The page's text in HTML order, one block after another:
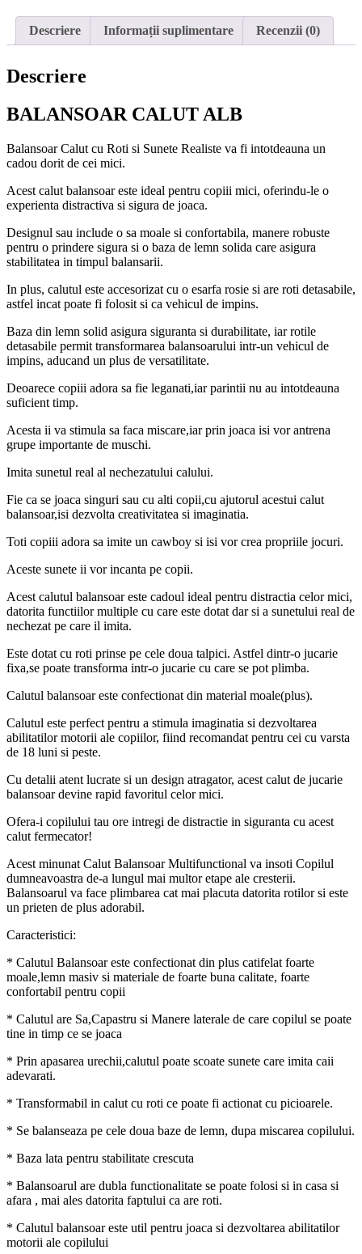
Descriere Informații suplimentare Recenzii (0)
Descriere
BALANSOAR CALUT ALB
Balansoar Calut cu Roti si Sunete Realiste va fi intotdeauna un
cadou dorit de cei mici.
Acest calut balansoar este ideal pentru copiii mici, oferindu-le o
experienta distractiva si sigura de joaca.
Designul sau include o sa moale si confortabila, manere robuste
pentru o prindere sigura si o baza de lemn solida care asigura
stabilitatea in timpul balansarii.
In plus, calutul este accesorizat cu o esarfa rosie si are roti detasabile,
astfel incat poate fi folosit si ca vehicul de impins.
Baza din lemn solid asigura siguranta si durabilitate, iar rotile
detasabile permit transformarea balansoarului intr-un vehicul de
impins, aducand un plus de versatilitate.
Deoarece copiii adora sa fie leganati,iar parintii nu au intotdeauna
suficient timp.
Acesta ii va stimula sa faca miscare,iar prin joaca isi vor antrena
grupe importante de muschi.
Imita sunetul real al nechezatului calului.
Fie ca se joaca singuri sau cu alti copii,cu ajutorul acestui calut
balansoar,isi dezvolta creativitatea si imaginatia.
Toti copiii adora sa imite un cawboy si isi vor crea propriile jocuri.
Aceste sunete ii vor incanta pe copii.
Acest calutul balansoar este cadoul ideal pentru distractia celor mici,
datorita functiilor multiple cu care este dotat dar si a sunetului real de
nechezat pe care il imita.
Este dotat cu roti prinse pe cele doua talpici. Astfel dintr-o jucarie
fixa,se poate transforma intr-o jucarie cu care se pot plimba.
Calutul balansoar este confectionat din material moale(plus).
Calutul este perfect pentru a stimula imaginatia si dezvoltarea
abilitatilor motorii ale copiilor, fiind recomandat pentru cei cu varsta
de 18 luni si peste.
Cu detalii atent lucrate si un design atragator, acest calut de jucarie
balansoar devine rapid favoritul celor mici.
Ofera-i copilului tau ore intregi de distractie in siguranta cu acest
calut fermecator!
Acest minunat Calut Balansoar Multifunctional va insoti Copilul
dumneavoastra de-a lungul mai multor etape ale cresterii.
Balansoarul va face plimbarea cat mai placuta datorita rotilor si este
un prieten de plus adorabil.
Caracteristici:
* Calutul Balansoar este confectionat din plus catifelat foarte
moale,lemn masiv si materiale de foarte buna calitate, foarte
confortabil pentru copii
* Calutul are Sa,Capastru si Manere laterale de care copilul se poate
tine in timp ce se joaca
* Prin apasarea urechii,calutul poate scoate sunete care imita caii
adevarati.
* Transformabil in calut cu roti ce poate fi actionat cu picioarele.
* Se balanseaza pe cele doua baze de lemn, dupa miscarea copilului.
* Baza lata pentru stabilitate crescuta
* Balansoarul are dubla functionalitate se poate folosi si in casa si
afara , mai ales datorita faptului ca are roti.
* Calutul balansoar este util pentru joaca si dezvoltarea abilitatilor
motorii ale copilului